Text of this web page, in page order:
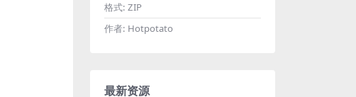
格式: ZIP
作者: Hotpotato
最新资源